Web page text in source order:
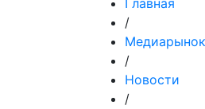
Главная
/
Медиарынок
/
Новости
/